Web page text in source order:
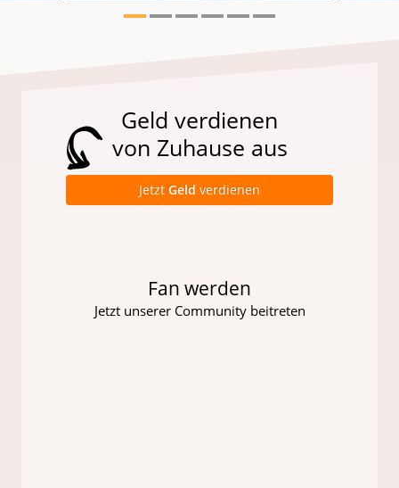
Geld verdienen
von Zuhause aus
Jetzt Geld verdienen
Fan werden
Jetzt unserer Community beitreten